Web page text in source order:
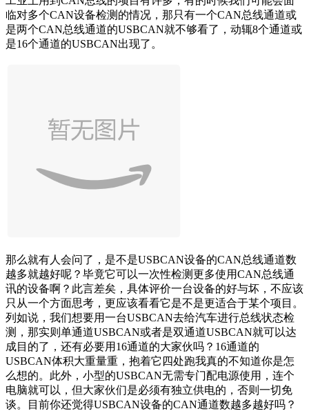
临对多个CAN设备检测的情况，那只有一个CAN总线通道或
是两个CAN总线通道的USBCAN就不够看了，动辄8个通道或
是16个通道的USBCAN出现了。
那么就有人会问了，是不是USBCAN设备的CAN总线通道数
越多就越好呢？毕竟它可以一次性检测更多使用CAN总线通
讯的设备啊？此言差矣，具体评价一台设备的好与坏，不应该
只从一个方面思考，更应该看看它是不是更适合于某个项目。
列如说，我们想要用一台USBCAN去给汽车进行总线状态检
测，那实则单通道USBCAN或者是双通道USBCAN就可以达
成目的了，还有必要用16通道的大家伙吗？16通道的
USBCAN体积大重量重，抱着它四处跑我真的不知道你是怎
么想的。此外，小型的USBCAN无需专门配电源使用，连个
电脑就可以，但大家伙们是必须有独立供电的，否则一切免
谈。目前你还觉得USBCAN设备的CAN通道数越多越好吗？